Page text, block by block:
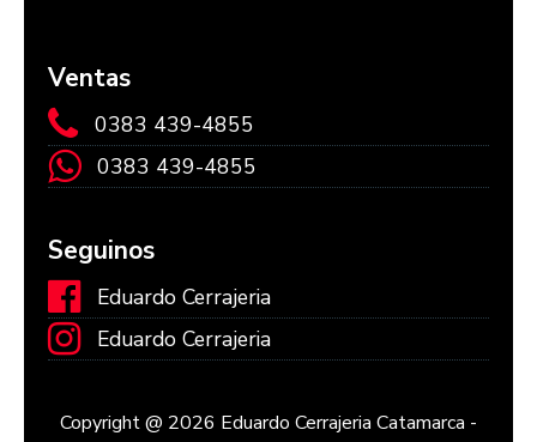
Ventas
0383 439-4855
0383 439-4855
Seguinos
Eduardo Cerrajeria
Eduardo Cerrajeria
Copyright @ 2026 Eduardo Cerrajeria Catamarca -